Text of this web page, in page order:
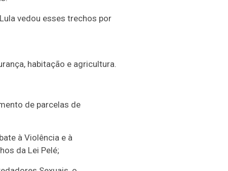
vedou esses trechos por
habitação e agricultura.
de parcelas de
à Violência e à
da Lei Pelé;